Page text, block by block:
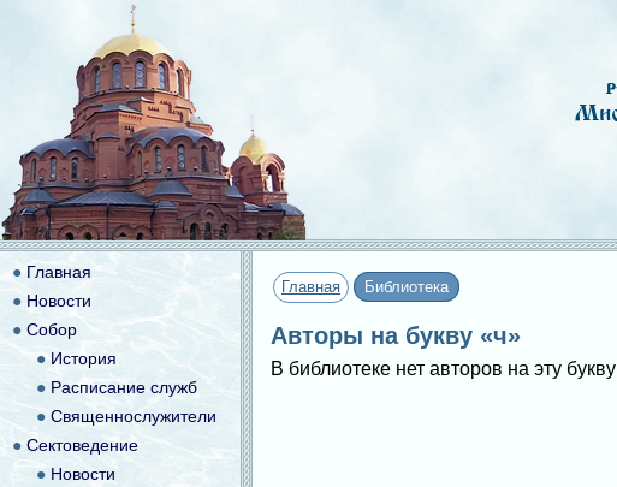
Главная Библиотека
Авторы на букву «ч»
В библиотеке нет авторов на эту букву
● Главная
● Новости
● Собор
● История
● Расписание служб
● Священнослужители
● Сектоведение
● Новости